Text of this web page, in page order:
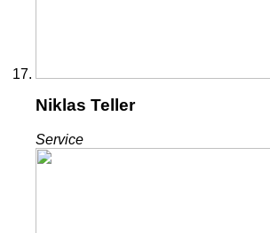
Niklas Teller
Service